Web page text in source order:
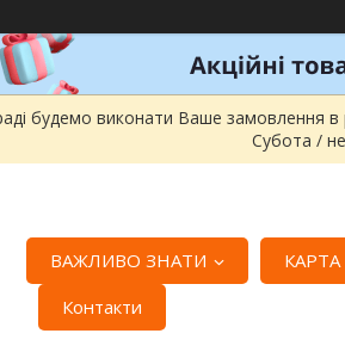
будемо виконати Ваше замовлення
Субота /
ВАЖЛИВО ЗНАТИ
Контакти